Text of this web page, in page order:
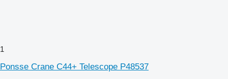
1
Ponsse Crane C44+ Telescope P48537